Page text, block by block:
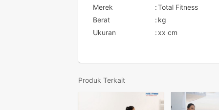
Merek :Total Fitness
Berat
: kg
Ukuran
:xx cm
Produk Terkait